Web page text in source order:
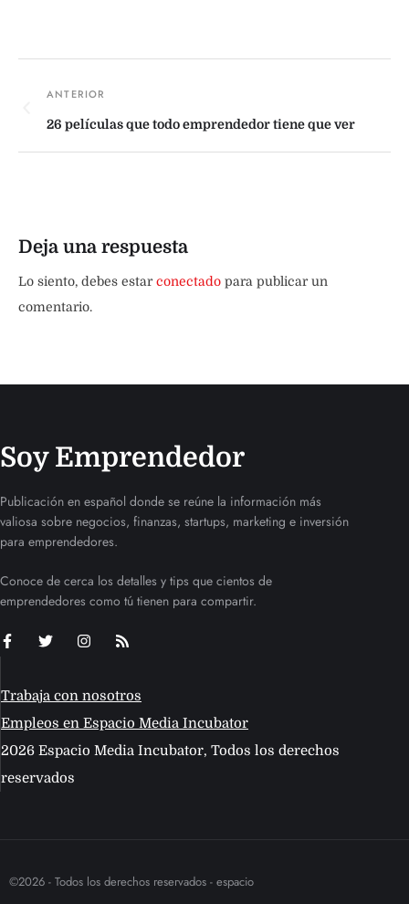
26 películas que todo emprendedor tiene que ver
Deja una respuesta
Lo siento, debes estarconectado para publicar un
comentario.
Soy Emprendedor
Publicación en español donde se reúne la información más
valiosa sobre negocios, finanzas, startups, marketing e inversión
para emprendedores.
Conoce de cerca los detalles y tips que cientos de
emprendedores como tú tienen para compartir.
Trabaja con nosotros
Empleos en Espacio Media Incubator
2026 Espacio Media Incubator, Todos los derechos
reservados
©2026 - Todos los derechos reservados - espacio